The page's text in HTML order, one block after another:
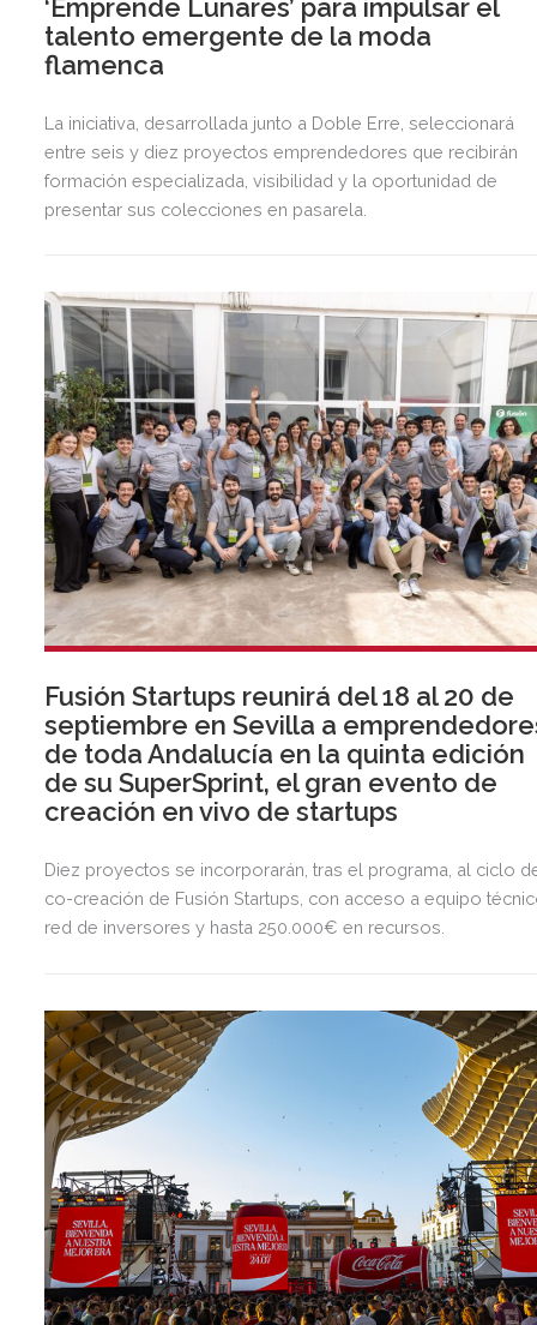
‘Emprende Lunares’ para impulsar el
talento emergente de la moda
flamenca
La iniciativa, desarrollada junto a Doble Erre, seleccionará
entre seis y diez proyectos emprendedores que recibirán
formación especializada, visibilidad y la oportunidad de
presentar sus colecciones en pasarela.
Fusión Startups reunirá del 18 al 20 de
septiembre en Sevilla a
de toda Andalucía en la quinta edición
de su SuperSprint, el gran evento de
creación en vivo de startups
Diez proyectos se incorporarán, tras el programa, al ciclo
co-creación de Fusión Startups, con acceso a equipo
red de inversores y hasta 250.000€ en recursos.